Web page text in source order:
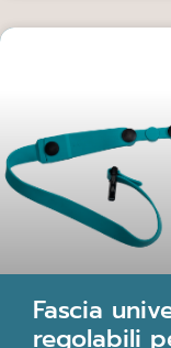
Fascia
regolabili